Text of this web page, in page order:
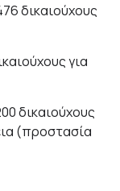
δικαιούχους
για
δικαιούχους
(προστασία